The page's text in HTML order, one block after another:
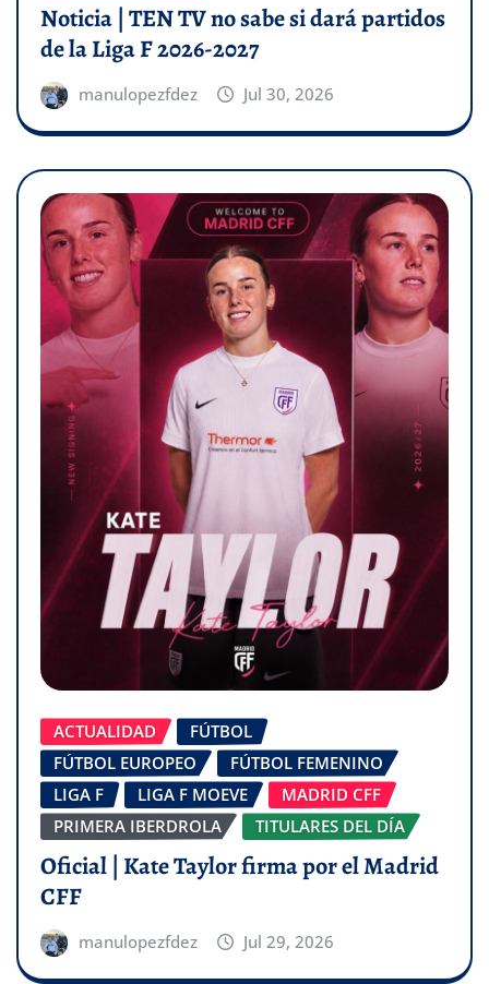
Noticia | TEN TV no sabe si dará partidos
de la Liga F 2026-2027
manulopezfdez Jul 30, 2026
ACTUALIDAD
FÚTBOL
FÚTBOL EUROPEO
FÚTBOL FEMENINO
LIGA F
LIGA F MOEVE
MADRID CFF
PRIMERA IBERDROLA
TITULARES DEL DÍA
Oficial | Kate Taylor firma por el Madrid
CFF
manulopezfdez Jul 29, 2026